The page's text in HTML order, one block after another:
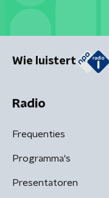
Wie luistert
Radio
Frequenties
Programma's
Presentatoren